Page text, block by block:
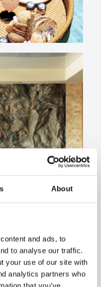
About
and ads, to
to analyse our traffic.
your use of our site with
analytics partners who
that you’ve